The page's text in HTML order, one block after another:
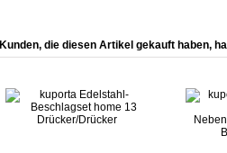
Kunden, die diesen Artikel gekauft haben,